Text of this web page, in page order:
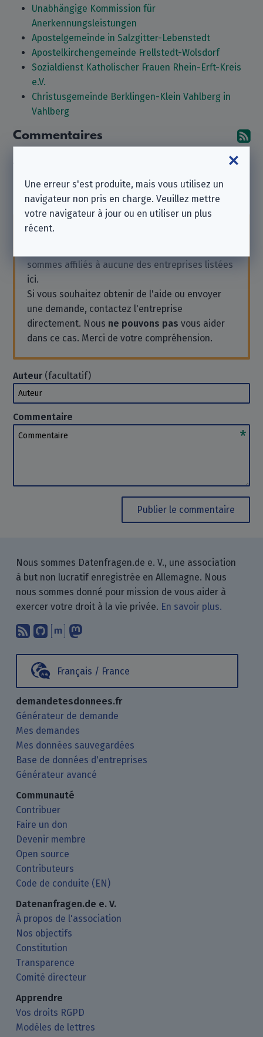
Unabhängige Kommission für
Anerkennungsleistungen
Apostelgemeinde in Salzgitter-Lebenstedt
Apostelkirchengemeinde Frellstedt-Wolsdorf
Sozialdienst Katholischer Frauen Rhein-Erft-Kreis
e.V.
Christusgemeinde Berklingen-Klein Vahlberg in
Vahlberg
Commentaires
Aucun commentaire pour le moment. Pourquoi tu n'en
Laisser un commentaire
Notez que nous sommes une
sommes affiliés à aucune des entreprises listées
ici.
Si vous souhaitez obtenir de l'aide ou envoyer
une demande, contactez l'entreprise
directement. Nous ne pouvons pas vous aider
dans ce cas. Merci de votre compréhension.
Auteur(facultatif)
Auteur
Commentaire
Commentaire
Publier le commentaire
Nous sommes Datenfragen.de e. V., une association
à but non lucratif enregistrée en Allemagne. Nous
nous sommes donné pour mission de vous aider à
exercer votre droit à la vie privée. En savoir plus.
Abonnez-vous à notre blog en
Nous trouver sur GitHub.
Échanger avec nous via Matrix.
Français / France
demandetesdonnees.fr
Générateur de demande
Mes demandes
Mes données sauvegardées
Base de données d'entreprises
Générateur avancé
Communauté
Contribuer
Faire un don
Devenir membre
Open source
Contributeurs
Code de conduite (EN)
Datenanfragen.de e. V.
À propos de l'association
Nos objectifs
Constitution
Transparence
Comité directeur
Apprendre
Vos droits RGPD
Modèles de lettres
Une erreur s'est produite, mais vous utilisez un
navigateur non pris en charge. Veuillez mettre
votre navigateur à jour ou en utiliser un plus
récent.